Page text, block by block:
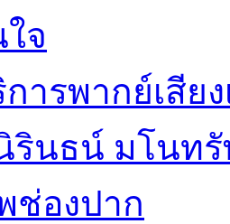
จ
การพากย์เสีย
นธน์ มโนทรั
ช่องปาก